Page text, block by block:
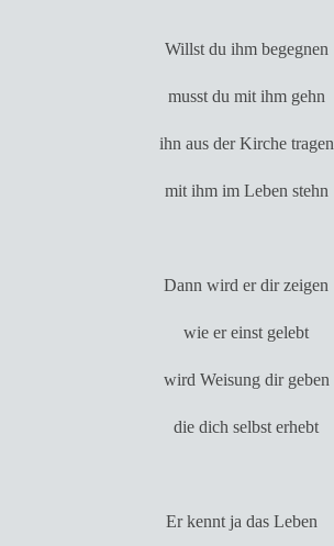
Willst du ihm begegnen
musst du mit ihm gehn
ihn aus der Kirche tragen
mit ihm im Leben stehn
Dann wird er dir zeigen
wie er einst gelebt
wird Weisung dir geben
die dich selbst erhebt
Er kennt ja das Leben